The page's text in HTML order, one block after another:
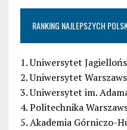
RANKING NAJLEPSZYCH
1. Uniwersytet
2. Uniwersytet
3. Uniwersytet im.
4. Politechnika
5. Akademia Górniczo-